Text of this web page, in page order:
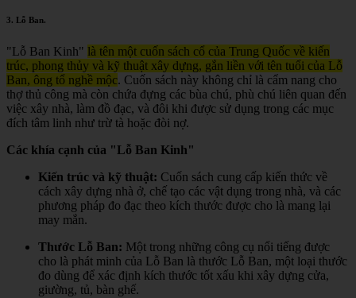
3. Lỗ Ban.
"Lỗ Ban Kinh" là tên một cuốn sách cổ của Trung Quốc về kiến
trúc, phong thủy và kỹ thuật xây dựng, gắn liền với tên tuổi của Lỗ
Ban, ông tổ nghề mộc. Cuốn sách này không chỉ là cẩm nang cho
thợ thủ công mà còn chứa đựng các bùa chú, phù chú liên quan đến
việc xây nhà, làm đồ đạc, và đôi khi được sử dụng trong các mục
đích tâm linh như trừ tà hoặc đòi nợ.
Các khía cạnh của "Lỗ Ban Kinh"
Kiến trúc và kỹ thuật: Cuốn sách cung cấp kiến thức về
cách xây dựng nhà ở, chế tạo các vật dụng trong nhà, và các
phương pháp đo đạc theo kích thước được cho là mang lại
may mắn.
Thước Lỗ Ban: Một trong những công cụ nổi tiếng được
cho là phát minh của Lỗ Ban là thước Lỗ Ban, một loại thước
đo dùng để xác định kích thước tốt xấu khi xây dựng cửa,
giường, tủ, bàn ghế.